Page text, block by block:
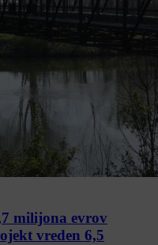
milijona evrov
vreden 6,5